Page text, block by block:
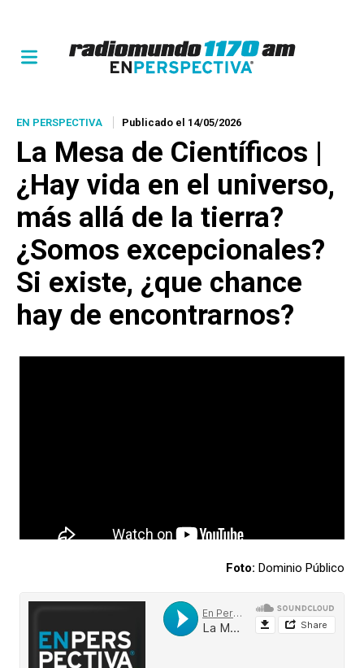
EN PERSPECTIVA Publicado el 14/05/2026
La Mesa de Científicos |
¿Hay vida en el universo,
más allá de la tierra?
¿Somos excepcionales?
Si existe, ¿que chance
hay de encontrarnos?
Foto: Dominio Público